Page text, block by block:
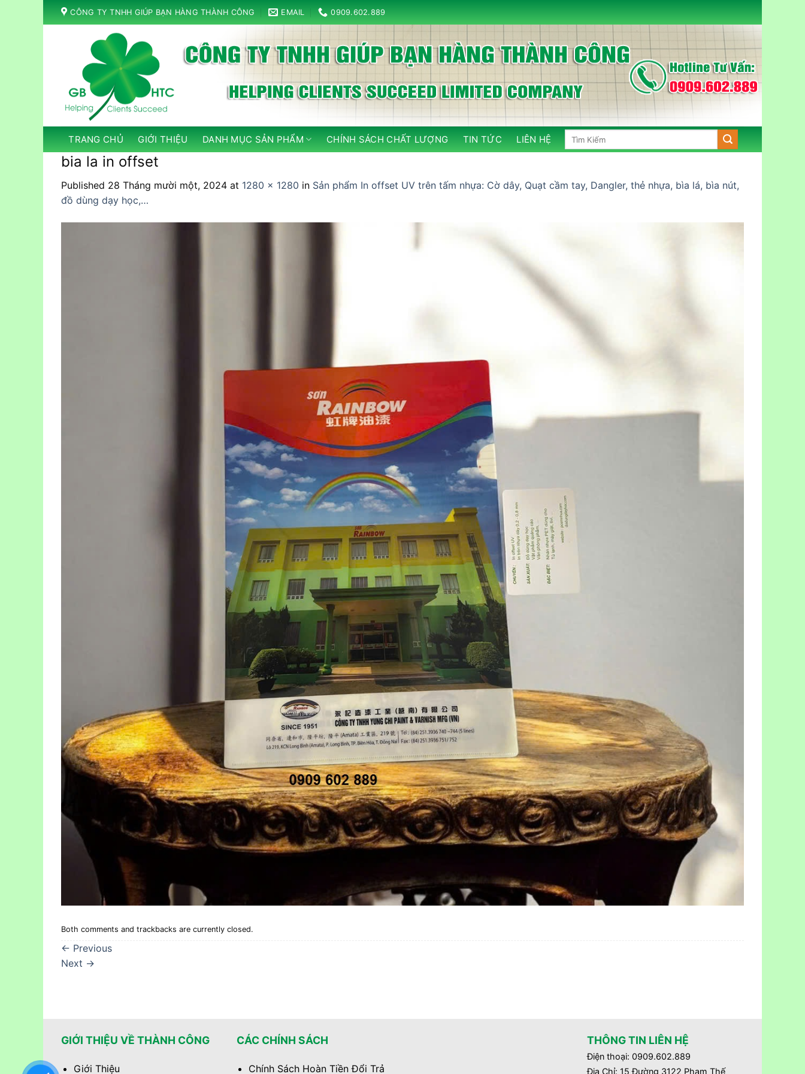
Skip
to
CÔNG TY TNHH GIÚP BẠN HÀNG THÀNH CÔNG EMAIL 0909.602.889
TRANG CHỦ GIỚI THIỆU DANH MỤC SẢN PHẨM CHÍNH SÁCH CHẤT LƯỢNG TIN TỨC LIÊN HỆ
Tìm
bia la in offset
Published 28 Tháng mười một, 2024 at 1280 × 1280 in Sản phẩm In offset UV trên tấm nhựa: Cờ dây, Quạt cầm tay, Dangler, thẻ nhựa, bìa lá, bìa nút,
đồ dùng dạy học,…
Both comments and trackbacks are currently closed.
← Previous
Next →
GIỚI THIỆU VỀ THÀNH CÔNG
Giới Thiệu
CÁC CHÍNH SÁCH
Chính Sách Hoàn Tiền Đổi Trả
THÔNG TIN LIÊN HỆ
Điện thoại: 0909.602.889
Địa Chỉ: 15 Đường 3122 Phạm Thế